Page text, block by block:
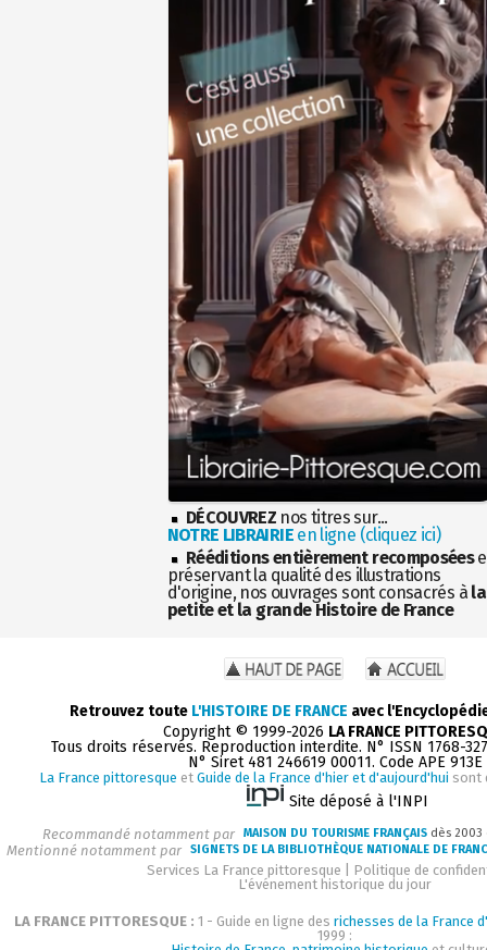
DÉCOUVREZ nos titres sur...
NOTRE LIBRAIRIEen ligne (cliquez ici)
Rééditions entièrement recomposées
préservant la qualité des illustrations
d'origine, nos ouvrages sont consacrés à la
petite et la grande Histoire de France
Retrouvez toute L'HISTOIRE DE FRANCE avec
Copyright © 1999-2026 LA FRANCE
Tous droits réservés. Reproduction interdite. N° ISSN 1768-
N° Siret 481 246619 00011. Code APE 913E
La France pittoresque et Guide de la France d'hier et d'aujourd'hui sont
Site déposé à l'INPI
Recommandé notamment par MAISON DU TOURISME FRANÇAIS dès
Mentionné notamment par SIGNETS DE LA BIBLIOTHÈQUE NATIONALE DE
Services La France pittoresque
Politique de
L'événement historique du jour
LA FRANCE PITTORESQUE : 1 - Guide en ligne des richesses de la France
1999 :